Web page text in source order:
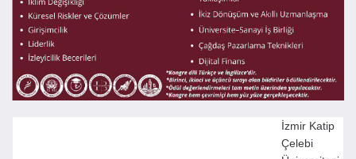
İzmir Katip
Çelebi